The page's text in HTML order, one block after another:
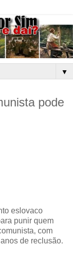
▼
pode
eslovaco
punir quem
com
de reclusão.